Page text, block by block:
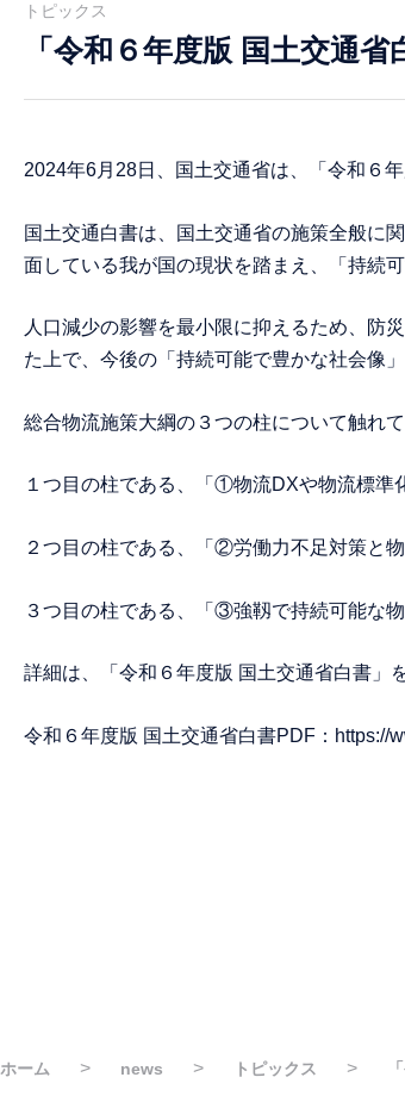
トピックス
「令和６年度版 国土交通
2024年6月28日、国土交通省は、「令和６
国土交通白書は、国土交通省の施策全般に
面している我が国の現状を踏まえ、「持続
人口減少の影響を最小限に抑えるため、防
た上で、今後の「持続可能で豊かな社会像
総合物流施策大綱の３つの柱について触れて
１つ目の柱である、「①物流DXや物流標準
２つ目の柱である、「②労働力不足対策と
３つ目の柱である、「③強靱で持続可能な
詳細は、「令和６年度版 国土交通省白書」
令和６年度版 国土交通省白書PDF： https://
ホーム > news > トピックス >